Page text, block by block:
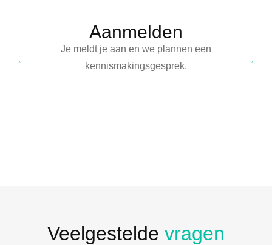
Aanmelden
Je meldt je aan en we plannen een
kennismakingsgesprek.
Veelgestelde vragen